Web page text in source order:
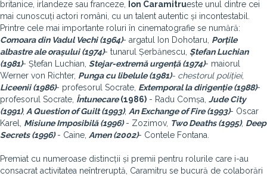
britanice, irlandeze sau franceze,
Ion Caramitrueste unul dintre cei
mai cunoscuți actori români, cu un talent autentic și incontestabil.
Printre cele mai importante roluri în cinematografie se numără:
Comoara din Vadul Vechi (1964)- argatul Ion Dohotaru, Porțile
albastre ale orașului (1974)- tunarul Șerbănescu, Ștefan Luchian
(1981)- Ștefan Luchian, Stejar-extremă urgență (1974)- maiorul
Werner von Richter, Punga cu libelule (1981)- chestorul poliției,
Liceenii (1986)- profesorul Socrate, Extemporal la dirigenție (1988)-
profesorul Socrate, Întunecare(1986) - Radu Comșa, Jude City
(1991), A Question of Guilt (1993), An Exchange of Fire (1993)- Oscar
Karel, Misiune Imposibilă (1996)- Zozimov, Two Deaths (1995), Deep
Secrets (1996)- Caine, Amen (2002)- Contele Fontana.
Premiat cu numeroase distincții și premii pentru rolurile care i-au
consacrat activitatea neîntreruptă, Caramitru se bucură de colaborări